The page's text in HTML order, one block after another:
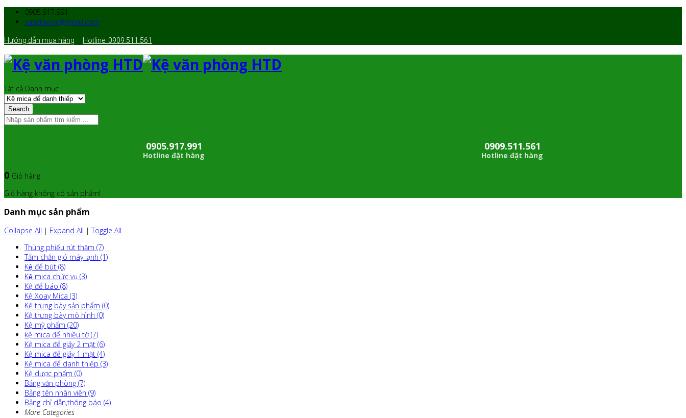
0905.917.991
sangtaoqc@gmail.com
Hướng dẫn mua hàng Hotline: 0909.511.561
Tất cả Danh mục
Search
0905.917.991
Hotline đặt hàng
0909.511.561
Hotline đặt hàng
0 Giỏ hàng
Giỏ hàng không có sản phẩm!
Danh mục sản phẩm
Collapse All | Expand All |Toggle All
Thùng phiếu rút thăm (7)
Tấm chắn gió máy lạnh (1)
Kệ để bút (8)
Kệ mica chức vụ (3)
Kệ để báo (8)
Kệ Xoay Mica (3)
Kệ trưng bày sản phẩm (0)
Kệ trưng bày mô hình (0)
Kệ mỹ phẩm (20)
kệ mica để nhiều tờ (7)
Kệ mica để giấy 2 mặt (6)
Kệ mica để giấy 1 mặt (4)
Kệ mica để danh thiếp (3)
Kệ dược phẩm (0)
Bảng văn phòng (7)
Bảng tên nhân viên (9)
Bảng chỉ dẫn,thông báo (4)
More Categories